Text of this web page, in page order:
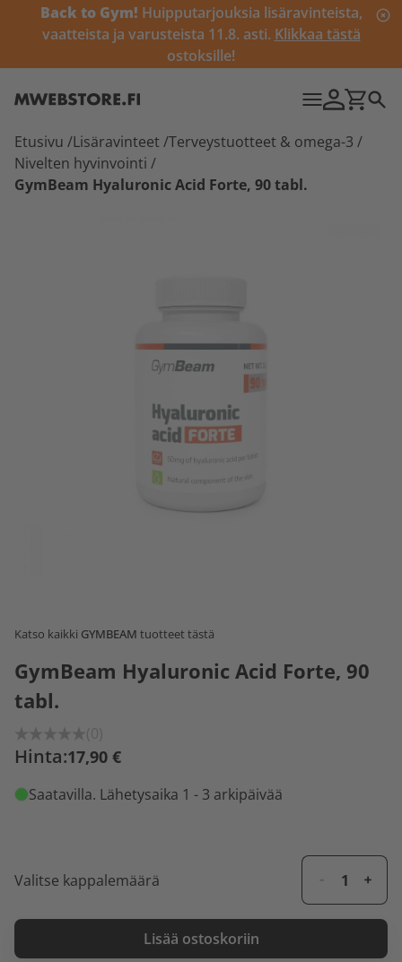
Back to Gym! Huipputarjouksia lisäravinteista,
vaatteista ja varusteista 11.8. asti. Klikkaa tästä
ostoksille!
Etusivu /Lisäravinteet /Terveystuotteet & omega-3 /
Nivelten hyvinvointi /
GymBeam Hyaluronic Acid Forte, 90 tabl.
Katso kaikki GYMBEAM tuotteet tästä
GymBeam Hyaluronic Acid Forte, 90
tabl.
(0)
Hinta:17,90 €
Saatavilla. Lähetysaika 1 - 3 arkipäivää
Valitse kappalemäärä
Lisää ostoskoriin